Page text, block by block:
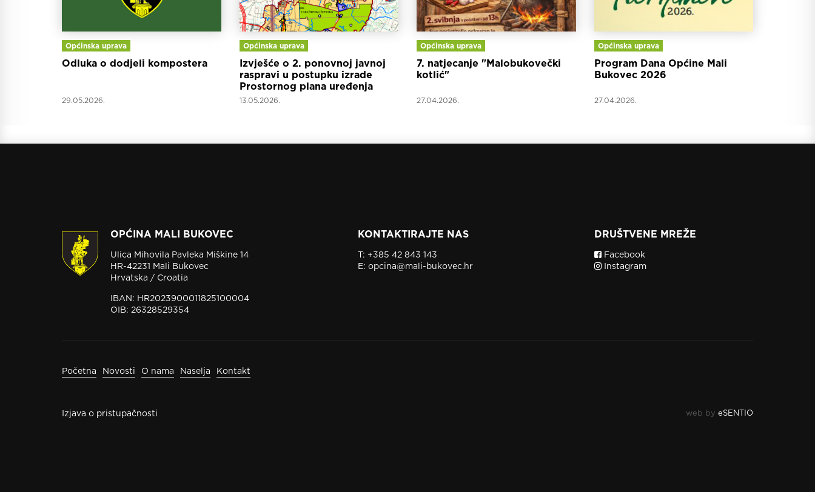
Općinska uprava
Odluka o dodjeli kompostera
29.05.2026.
Općinska uprava
Izvješće o 2. ponovnoj javnoj
raspravi u postupku izrade
Prostornog plana uređenja
Općine Mali Bukovec
13.05.2026.
Općinska uprava
7. natjecanje "Malobukovečki
kotlić"
27.04.2026.
Općinska uprava
Program Dana Općine Mali
Bukovec 2026
27.04.2026.
OPĆINA MALI BUKOVEC
Ulica Mihovila Pavleka Miškine 14
HR-42231 Mali Bukovec
Hrvatska / Croatia
IBAN: HR2023900011825100004
OIB: 26328529354
KONTAKTIRAJTE NAS
T: +385 42 843 143
E: opcina@mali-bukovec.hr
DRUŠTVENE MREŽE
Facebook
Instagram
Početna Novosti O nama Naselja Kontakt
Izjava o pristupačnosti web by eSENTIO